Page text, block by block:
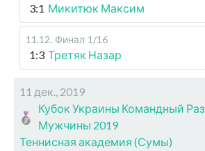
3:1 Микитюк Максим
11.12. Финал 1/16
1:3 Третяк Назар
11 дек., 2019
Кубок Украины Командный
Мужчины 2019
Теннисная академия (Сумы)